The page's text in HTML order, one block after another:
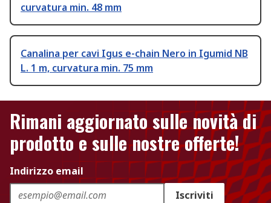
curvatura min. 48 mm
Canalina per cavi Igus e-chain Nero in Igumid NB
L. 1 m, curvatura min. 75 mm
Rimani aggiornato sulle novità di
prodotto e sulle nostre offerte!
Indirizzo email
Iscriviti